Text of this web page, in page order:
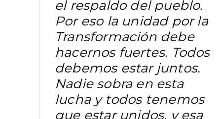
el respaldo del pueblo.
Por eso la unidad por la
Transformación debe
hacernos fuertes. Todos
debemos estar juntos.
Nadie sobra en esta
lucha y todos tenemos
que estar unidos, y esa